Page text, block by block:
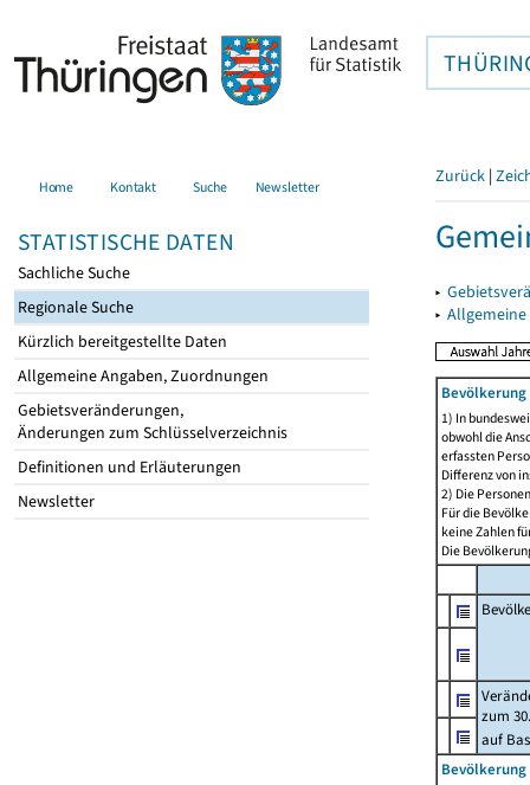
Home Kontakt Suche Newsletter
STATISTISCHE DATEN
Sachliche Suche
Regionale Suche
Kürzlich bereitgestellte Daten
Allgemeine Angaben, Zuordnungen
Gebietsveränderungen,
Änderungen zum Schlüsselverzeichnis
Definitionen und Erläuterungen
Newsletter
Zurück |
▸
▸
1) In
obwohl die
erfassten
Differenz von
2) Die
Für die
keine Zahlen
Die
zum
auf
Bevölkerung